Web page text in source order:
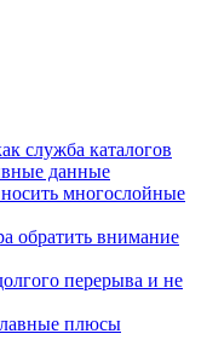
служба каталогов
данные
многослойные
обратить внимание
перерыва и не
плюсы